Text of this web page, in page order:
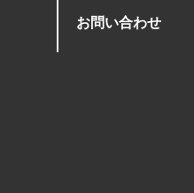
お問い合わせ